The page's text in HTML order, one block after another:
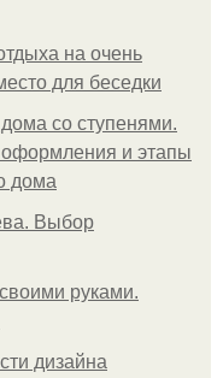
на очень
для беседки
со ступенями.
и этапы
дома
Выбор
руками.
дизайна